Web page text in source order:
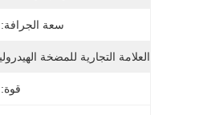
سعة الجرافة:
العلامة التجارية للمضخة
قوة: